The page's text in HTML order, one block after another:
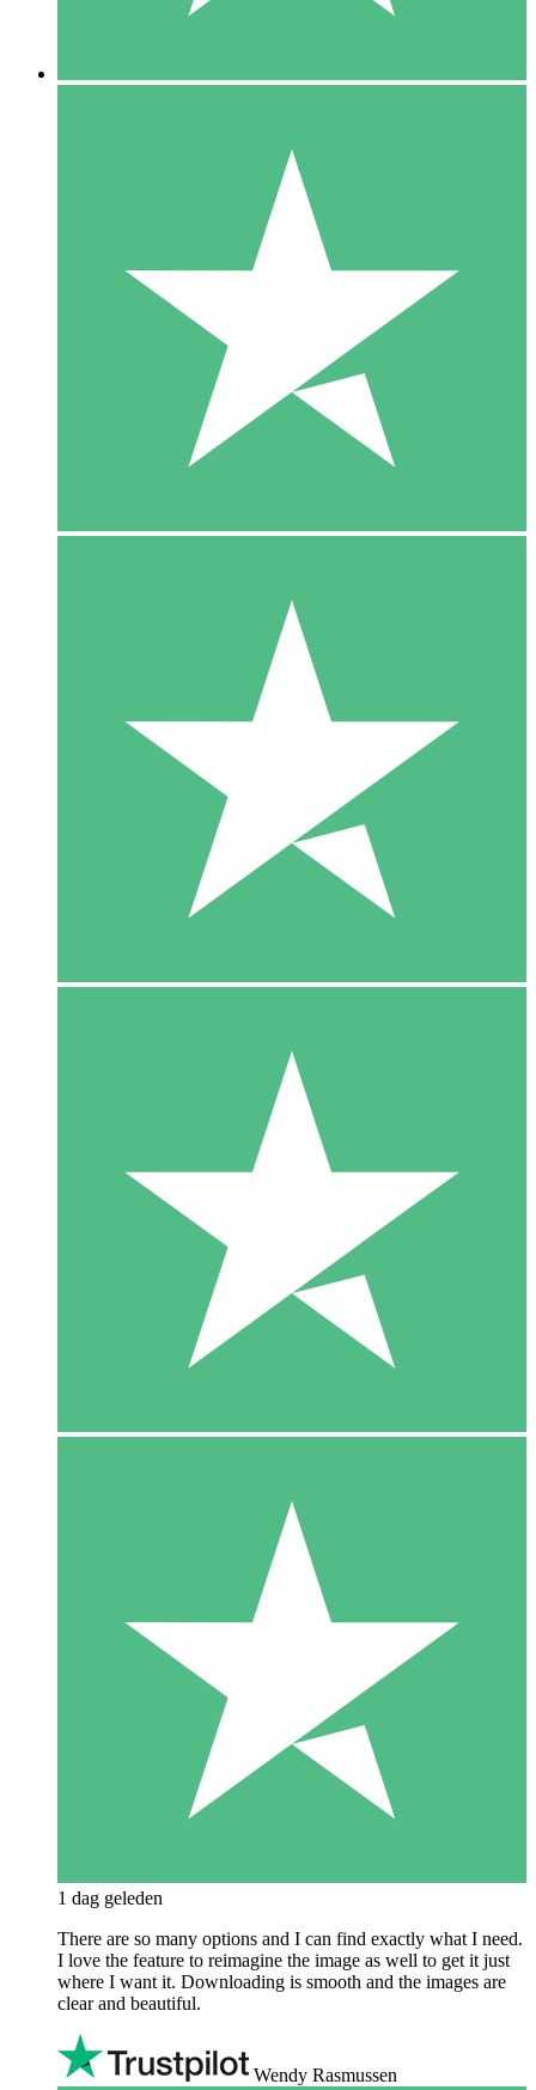
1 dag geleden
There are so many options and I can find exactly what I need.
I love the feature to reimagine the image as well to get it just
where I want it. Downloading is smooth and the images are
clear and beautiful.
Wendy Rasmussen